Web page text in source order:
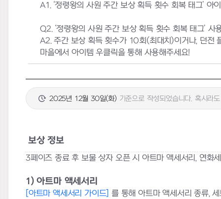
A1. ‘정령왕의 사원 주간 보상 획득 횟수 회복 태그’ 아
Q2. ‘정령왕의 사원 주간 보상 획득 횟수 회복 태그’ 사
A2.주간 보상 획득 횟수가10회 (최대치 )이거나, 던전
마을에서 아이템 우클릭을 통해 사용해주세요!
2025년 12월 30일(화) 기준으로 작성되었습니다. 혹시라
보상 정보
3페이즈 종료 후 보물 상자 오픈 시 아트마 액세서리, 연화
1) 아트마 액세서리
아트마 액세서리 가이드] 를 통해 아트마 액세서리 종류,